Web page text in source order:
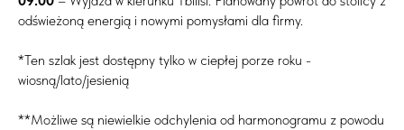
odświeżoną energią i nowymi pomysłami dla firmy.
*Ten szlak jest dostępny tylko w ciepłej porze roku -
wiosną/lato/jesienią
**Możliwe są niewielkie odchylenia od harmonogramu z powodu